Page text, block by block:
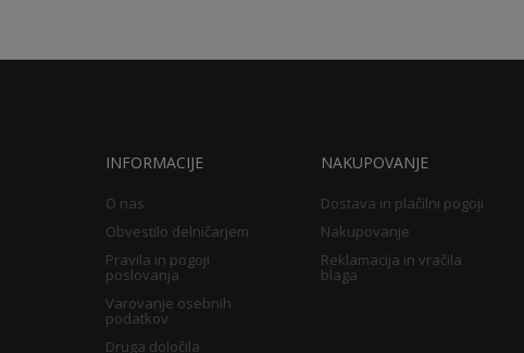
INFORMACIJE
O nas
Obvestilo delničarjem
Pravila in pogoji
poslovanja
Varovanje osebnih
podatkov
Druga določila
NAKUPOVANJE
Dostava in plačilni pogoji
Nakupovanje
Reklamacija in vračila
blaga